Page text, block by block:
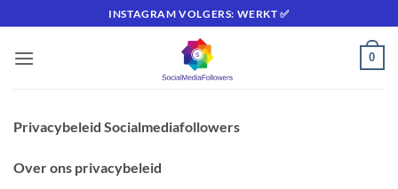
naar
inhoud
INSTAGRAM VOLGERS: WERKT ✅
0
Privacybeleid Socialmediafollowers
Over ons privacybeleid